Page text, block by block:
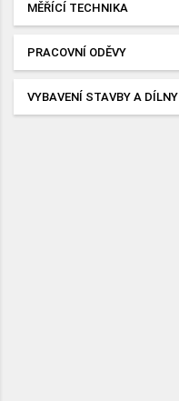
MĚŘÍCÍ TECHNIKA
PRACOVNÍ ODĚVY
VYBAVENÍ STAVBY A DÍLNY